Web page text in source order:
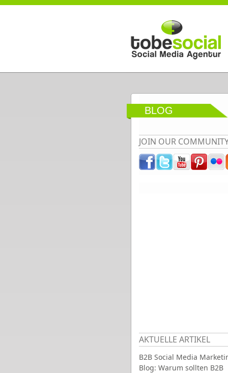
Direkt zum Inhalt
BLOG
JOIN OUR
AKTUELLE ARTIKEL
B2B Social Media
Blog: Warum sollten B2B